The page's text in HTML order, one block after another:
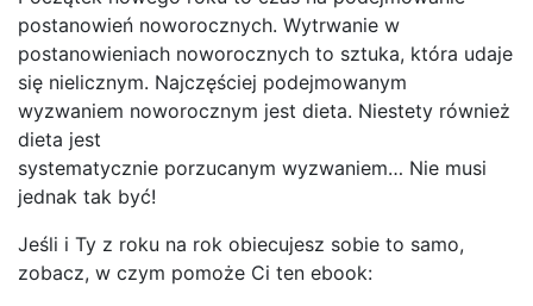
postanowień noworocznych. Wytrwanie w
postanowieniach noworocznych to sztuka, która udaje
się nielicznym. Najczęściej podejmowanym
wyzwaniem noworocznym jest dieta. Niestety również
dieta jest
systematycznie porzucanym wyzwaniem… Nie musi
jednak tak być!
Jeśli i Ty z roku na rok obiecujesz sobie to samo,
zobacz, w czym pomoże Ci ten ebook: